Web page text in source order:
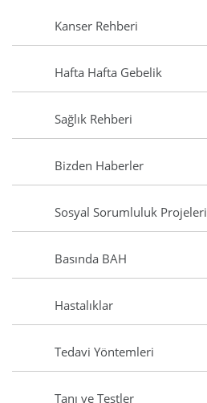
Kanser Rehberi
Hafta Hafta Gebelik
Sağlık Rehberi
Bizden Haberler
Sosyal Sorumluluk Projeleri
Basında BAH
Hastalıklar
Tedavi Yöntemleri
Tanı ve Testler